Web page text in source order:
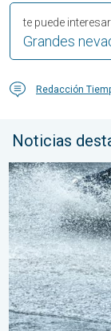
Grandes
te puede interesar
Redacción
Noticias
Carreteras